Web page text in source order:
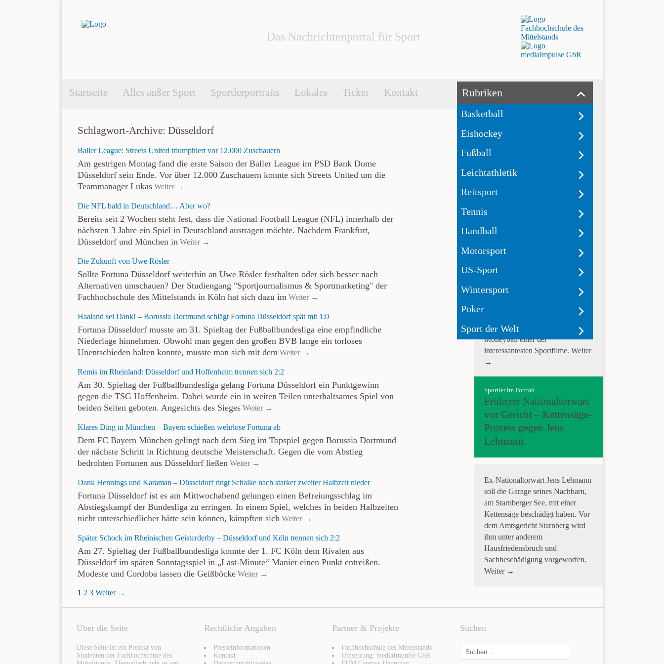
Das Nachrichtenportal für Sport
Startseite Alles außer Sport Sportlerportraits Lokales Ticker Kontakt Rubriken
Basketball
Eishockey
Fußball
Leichtathletik
Reitsport
Tennis
Handball
Motorsport
US-Sport
Wintersport
Poker
Sport der Welt
Schlagwort-Archive: Düsseldorf
Baller League: Streets United triumphiert vor 12.000 Zuschauern
Am gestrigen Montag fand die erste Saison der Baller League im PSD Bank Dome
Düsseldorf sein Ende. Vor über 12.000 Zuschauern konnte sich Streets United um die
Teammanager Lukas Weiter →
Die NFL bald in Deutschland… Aber wo?
Bereits seit 2 Wochen steht fest, dass die National Football League (NFL) innerhalb der
nächsten 3 Jahre ein Spiel in Deutschland austragen möchte. Nachdem Frankfurt,
Düsseldorf und München in Weiter →
Die Zukunft von Uwe Rösler
Sollte Fortuna Düsseldorf weiterhin an Uwe Rösler festhalten oder sich besser nach
Alternativen umschauen? Der Studiengang "Sportjournalismus & Sportmarketing" der
Fachhochschule des Mittelstands in Köln hat sich dazu im Weiter →
Haaland sei Dank! – Borussia Dortmund schlägt Fortuna Düsseldorf spät mit 1:0
Fortuna Düsseldorf musste am 31. Spieltag der Fußballbundesliga eine empfindliche
Niederlage hinnehmen. Obwohl man gegen den großen BVB lange ein torloses
Unentschieden halten konnte, musste man sich mit dem Weiter →
Remis im Rheinland: Düsseldorf und Hoffenheim trennen sich 2:2
Am 30. Spieltag der Fußballbundesliga gelang Fortuna Düsseldorf ein Punktgewinn
gegen die TSG Hoffenheim. Dabei wurde ein in weiten Teilen unterhaltsames Spiel von
beiden Seiten geboten. Angesichts des Sieges Weiter →
Klares Ding in München – Bayern schießen wehrlose Fortuna ab
Dem FC Bayern München gelingt nach dem Sieg im Topspiel gegen Borussia Dortmund
der nächste Schritt in Richtung deutsche Meisterschaft. Gegen die vom Abstieg
bedrohten Fortunen aus Düsseldorf ließen Weiter →
Dank Hennings und Karaman – Düsseldorf ringt Schalke nach starker zweiter Halbzeit nieder
Fortuna Düsseldorf ist es am Mittwochabend gelungen einen Befreiungsschlag im
Abstiegskampf der Bundesliga zu erringen. In einem Spiel, welches in beiden Halbzeiten
nicht unterschiedlicher hätte sein können, kämpften sich Weiter →
Später Schock im Rheinischen Geisterderby – Düsseldorf und Köln trennen sich 2:2
Am 27. Spieltag der Fußballbundesliga konnte der 1. FC Köln dem Rivalen aus
Düsseldorf im späten Sonntagsspiel in „Last-Minute“ Manier einen Punkt entreißen.
Modeste und Cordoba lassen die Geißböcke Weiter →
1 2 3 Weiter →
Wie Zahlen Baseball
Moneyball ist ein Film der schon
als Konzept scheitern sollte.
von Amerika weniger beliebt und
Statistiken. Dennoch ist
Moneyball einer der
interessantesten Sportfilme. Weiter
→
Sportler im Portrait
Früherer Nationaltorwart
vor Gericht – Kettensäge-
Prozess gegen Jens
Lehmann.
Ex-Nationaltorwart Jens Lehmann
soll die Garage seines Nachbarn,
am Starnberger See, mit einer
Kettensäge beschädigt haben. Vor
dem Amtsgericht Starnberg wird
ihm unter anderem
Hausfriedensbruch und
Sachbeschädigung vorgeworfen.
Weiter →
Über die Seite
Diese Seite ist ein Projekt von
Studenten der Fachhochschule des
Rechtliche Angaben
Presseinformationen
Kontakt
Partner & Projekte
Fachhochschule des Mittelstands
Umsetzung: mediaImpulse GbR
Suchen